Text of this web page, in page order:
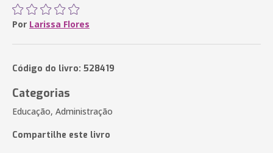
Por Larissa Flores
Código do livro: 528419
Categorias
Educação, Administração
Compartilhe este livro